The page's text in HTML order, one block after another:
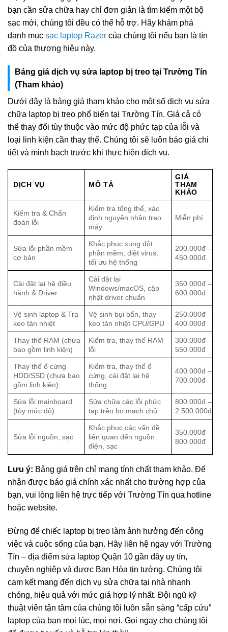
bạn cần sửa chữa hay chỉ đơn giản là tìm kiếm một bộ
sạc mới, chúng tôi đều có thể hỗ trợ. Hãy khám phá
danh mục sạc laptop Razer của chúng tôi nếu bạn là tín
đồ của thương hiệu này.
Bảng giá dịch vụ sửa laptop bị treo tại Trường Tín
(Tham khảo)
Dưới đây là bảng giá tham khảo cho một số dịch vụ sửa
chữa laptop bị treo phổ biến tại Trường Tín. Giá cả có
thể thay đổi tùy thuộc vào mức độ phức tạp của lỗi và
loại linh kiện cần thay thế. Chúng tôi sẽ luôn báo giá chi
tiết và minh bạch trước khi thực hiện dịch vụ.
DỊCH VỤ MÔ TẢ
GIÁ
THAM
KHẢO
Kiểm tra & Chẩn
đoán lỗi
Kiểm tra tổng thể, xác
định nguyên nhân treo
máy
Miễn phí
Sửa lỗi phần mềm
cơ bản
Khắc phục xung đột
phần mềm, diệt virus,
tối ưu hệ thống
200.000đ –
450.000đ
Cài đặt lại hệ điều
hành & Driver
Cài đặt lại
Windows/macOS, cập
nhật driver chuẩn
350.000đ –
600.000đ
Vệ sinh laptop & Tra
keo tản nhiệt
Vệ sinh bụi bẩn, thay
keo tản nhiệt CPU/GPU
250.000đ –
400.000đ
Thay thế RAM (chưa
bao gồm linh kiện)
Kiểm tra, thay thế RAM
lỗi
300.000đ –
550.000đ
Thay thế ổ cứng
HDD/SSD (chưa bao
gồm linh kiện)
Kiểm tra, thay thế ổ
cứng, cài đặt lại hệ
thống
400.000đ –
700.000đ
Sửa lỗi mainboard
(tùy mức độ)
Sửa chữa các lỗi phức
tạp trên bo mạch chủ
800.000đ –
2.500.000đ
Sửa lỗi nguồn, sạc
Khắc phục các vấn đề
liên quan đến nguồn
điện, sạc
350.000đ –
800.000đ
Lưu ý: Bảng giá trên chỉ mang tính chất tham khảo. Để
nhận được báo giá chính xác nhất cho trường hợp của
bạn, vui lòng liên hệ trực tiếp với Trường Tín qua hotline
hoặc website.
Đừng để chiếc laptop bị treo làm ảnh hưởng đến công
việc và cuộc sống của bạn. Hãy liên hệ ngay với Trường
Tín – địa điểm sửa laptop Quận 10 gần đây uy tín,
chuyên nghiệp và được Bạn Hòa tin tưởng. Chúng tôi
cam kết mang đến dịch vụ sửa chữa tại nhà nhanh
chóng, hiệu quả với mức giá hợp lý nhất. Đội ngũ kỹ
thuật viên tận tâm của chúng tôi luôn sẵn sàng “cấp cứu”
laptop của bạn mọi lúc, mọi nơi. Gọi ngay cho chúng tôi